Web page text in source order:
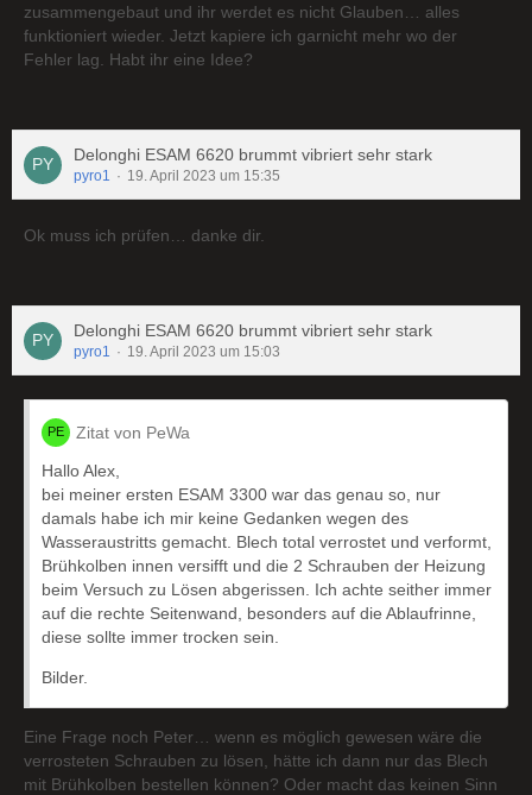
zusammengebaut und ihr werdet es nicht Glauben… alles
funktioniert wieder. Jetzt kapiere ich garnicht mehr wo der
Fehler lag. Habt ihr eine Idee?
Delonghi ESAM 6620 brummt vibriert sehr stark
pyro1 19. April 2023 um 15:35
Ok muss ich prüfen… danke dir.
Delonghi ESAM 6620 brummt vibriert sehr stark
pyro1 19. April 2023 um 15:03
Zitat von PeWa
Hallo Alex,
bei meiner ersten ESAM 3300 war das genau so, nur
damals habe ich mir keine Gedanken wegen des
Wasseraustritts gemacht. Blech total verrostet und verformt,
Brühkolben innen versifft und die 2 Schrauben der Heizung
beim Versuch zu Lösen abgerissen. Ich achte seither immer
auf die rechte Seitenwand, besonders auf die Ablaufrinne,
diese sollte immer trocken sein.
Bilder.
Eine Frage noch Peter… wenn es möglich gewesen wäre die
verrosteten Schrauben zu lösen, hätte ich dann nur das Blech
mit Brühkolben bestellen können? Oder macht das keinen Sinn